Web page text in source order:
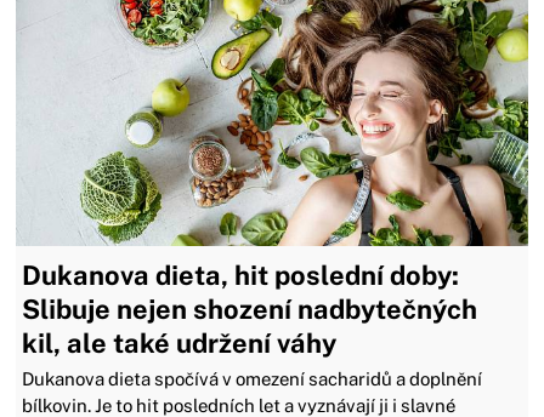
Dukanova dieta, hit poslední doby:
Slibuje nejen shození nadbytečných
kil, ale také udržení váhy
Dukanova dieta spočívá v omezení sacharidů a doplnění
bílkovin. Je to hit posledních let a vyznávají ji i slavné